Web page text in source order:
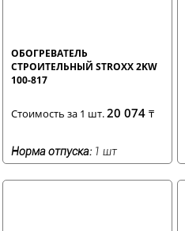
ОБОГРЕВАТЕЛЬ
СТРОИТЕЛЬНЫЙ STROXX 2KW
100-817
Стоимость за 1 шт.20 074 ₸
Норма отпуска: 1 шт